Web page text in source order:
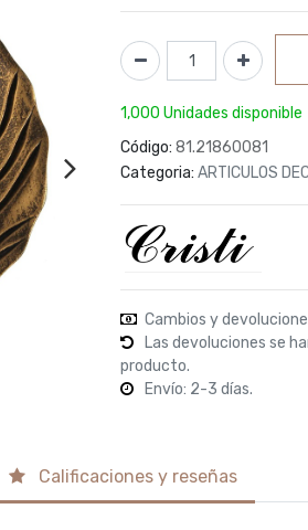
1,000 Unidades disponible
Código: 81.21860081
Categoria: ARTICULOS
Cambios y
Las devoluciones se
producto.
Envío: 2-3 días.
Calificaciones y reseñas